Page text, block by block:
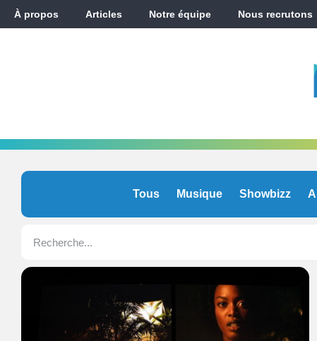
À propos Articles Notre équipe Nous recrutons
Tous Musique Showbizz